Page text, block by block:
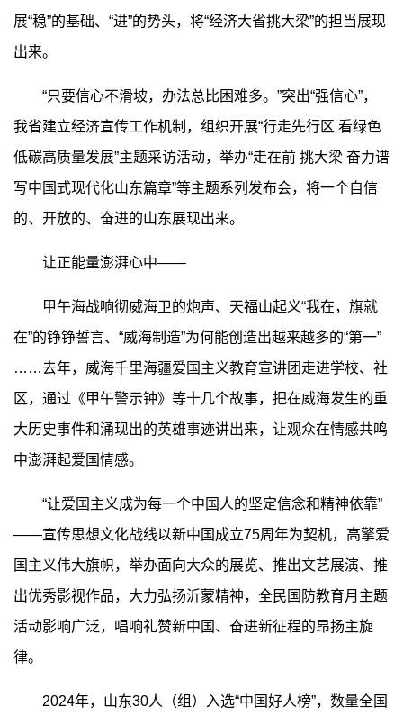
展“稳”的基础、“进”的势头，将“经济大省挑大梁”的担当展现
出来。
“只要信心不滑坡，办法总比困难多。”突出“强信心”，
我省建立经济宣传工作机制，组织开展“行走先行区 看绿色
低碳高质量发展”主题采访活动，举办“走在前 挑大梁 奋力谱
写中国式现代化山东篇章”等主题系列发布会，将一个自信
的、开放的、奋进的山东展现出来。
让正能量澎湃心中——
甲午海战响彻威海卫的炮声、天福山起义“我在，旗就
在”的铮铮誓言、“威海制造”为何能创造出越来越多的“第一”
……去年，威海千里海疆爱国主义教育宣讲团走进学校、社
区，通过《甲午警示钟》等十几个故事，把在威海发生的重
大历史事件和涌现出的英雄事迹讲出来，让观众在情感共鸣
中澎湃起爱国情感。
“让爱国主义成为每一个中国人的坚定信念和精神依靠”
——宣传思想文化战线以新中国成立75周年为契机，高擎爱
国主义伟大旗帜，举办面向大众的展览、推出文艺展演、推
出优秀影视作品，大力弘扬沂蒙精神，全民国防教育月主题
活动影响广泛，唱响礼赞新中国、奋进新征程的昂扬主旋
律。
2024年，山东30人（组）入选“中国好人榜”，数量全国